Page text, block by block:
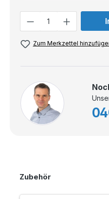
Zum Merkzettel
Zubehör